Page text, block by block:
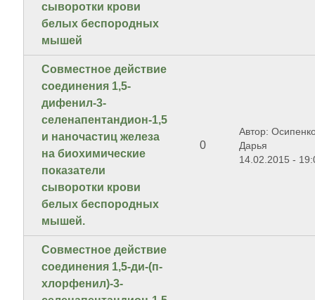
сыворотки крови
белых беспородных
мышей
Совместное действие
соединения 1,5-
дифенил-3-
селенапентандион-1,5
и наночастиц железа
на биохимические
показатели
сыворотки крови
белых беспородных
мышей.
0
Автор:
Дарья
14.02.2015 -
Совместное действие
соединения 1,5-ди-(п-
хлорфенил)-3-